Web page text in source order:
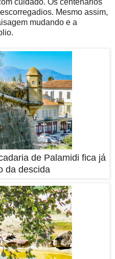
cuidado. Os centenários
Mesmo assim,
mudando e a
de Palamidi fica já
da descida